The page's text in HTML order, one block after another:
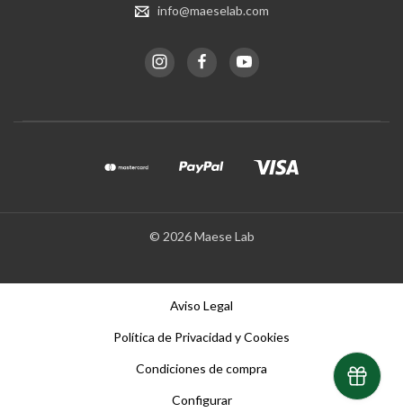
info@maeselab.com
© 2026 Maese Lab
Aviso Legal
Política de Privacidad y Cookies
Condiciones de compra
Configurar